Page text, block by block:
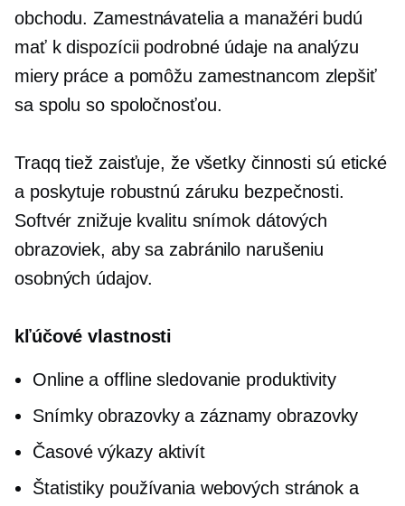
obchodu. Zamestnávatelia a manažéri budú
mať k dispozícii podrobné údaje na analýzu
miery práce a pomôžu zamestnancom zlepšiť
sa spolu so spoločnosťou.
Traqq tiež zaisťuje, že všetky činnosti sú etické
a poskytuje robustnú záruku bezpečnosti.
Softvér znižuje kvalitu snímok dátových
obrazoviek, aby sa zabránilo narušeniu
osobných údajov.
kľúčové vlastnosti
Online a offline sledovanie produktivity
Snímky obrazovky a záznamy obrazovky
Časové výkazy aktivít
Štatistiky používania webových stránok a